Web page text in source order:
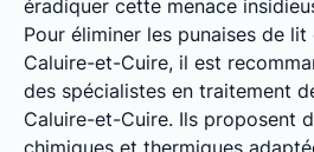
éradiquer cette menace
Pour éliminer les punaises de
Caluire-et-Cuire, il est
des spécialistes en traitement
Caluire-et-Cuire. Ils proposent
chimiques et thermiques